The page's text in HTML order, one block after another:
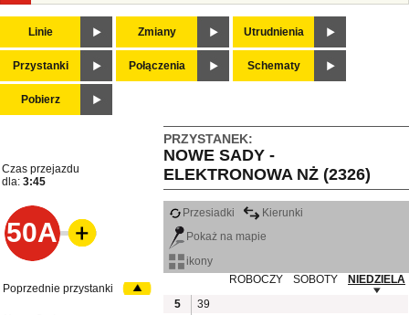
Linie Zmiany Utrudnienia
Przystanki Połączenia Schematy
Pobierz
PRZYSTANEK:
NOWE SADY -
ELEKTRONOWA NŻ (2326)
Czas przejazdu
dla: 3:45
50A
Przesiadki
Kierunki
Pokaż na mapie
ikony
ROBOCZY
SOBOTY
NIEDZIELA
5
39
Poprzednie przystanki